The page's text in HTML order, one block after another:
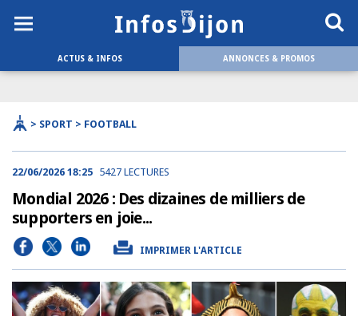
ACTUS & INFOS ANNONCES & PROMOS
> SPORT > FOOTBALL
22/06/2026 18:25 5427 LECTURES
Mondial 2026 : Des dizaines de milliers de
supporters en joie...
IMPRIMER L'ARTICLE